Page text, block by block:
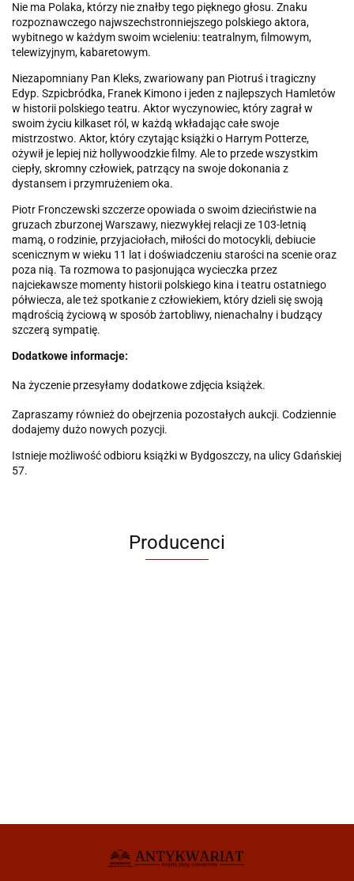
Nie ma Polaka, którzy nie znałby tego pięknego głosu. Znaku
rozpoznawczego najwszechstronniejszego polskiego aktora,
wybitnego w każdym swoim wcieleniu: teatralnym, filmowym,
telewizyjnym, kabaretowym.
Niezapomniany Pan Kleks, zwariowany pan Piotruś i tragiczny
Edyp. Szpicbródka, Franek Kimono i jeden z najlepszych Hamletów
w historii polskiego teatru. Aktor wyczynowiec, który zagrał w
swoim życiu kilkaset ról, w każdą wkładając całe swoje
mistrzostwo. Aktor, który czytając książki o Harrym Potterze,
ożywił je lepiej niż hollywoodzkie filmy. Ale to przede wszystkim
ciepły, skromny człowiek, patrzący na swoje dokonania z
dystansem i przymrużeniem oka.
Piotr Fronczewski szczerze opowiada o swoim dzieciństwie na
gruzach zburzonej Warszawy, niezwykłej relacji ze 103-letnią
mamą, o rodzinie, przyjaciołach, miłości do motocykli, debiucie
scenicznym w wieku 11 lat i doświadczeniu starości na scenie oraz
poza nią. Ta rozmowa to pasjonująca wycieczka przez
najciekawsze momenty historii polskiego kina i teatru ostatniego
półwiecza, ale też spotkanie z człowiekiem, który dzieli się swoją
mądrością życiową w sposób żartobliwy, nienachalny i budzący
szczerą sympatię.
Dodatkowe informacje:
Na życzenie przesyłamy dodatkowe zdjęcia książek.
Zapraszamy również do obejrzenia pozostałych aukcji. Codziennie
dodajemy dużo nowych pozycji.
Istnieje możliwość odbioru książki w Bydgoszczy, na ulicy Gdańskiej
57.
Producenci